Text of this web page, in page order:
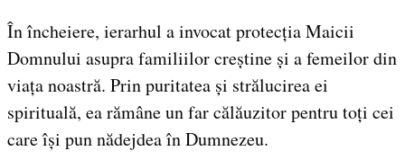
În încheiere, ierarhul a invocat protecția Maicii
Domnului asupra familiilor creștine și a femeilor din
viața noastră. Prin puritatea și strălucirea ei
spirituală, ea rămâne un far călăuzitor pentru toți cei
care își pun nădejdea în Dumnezeu.